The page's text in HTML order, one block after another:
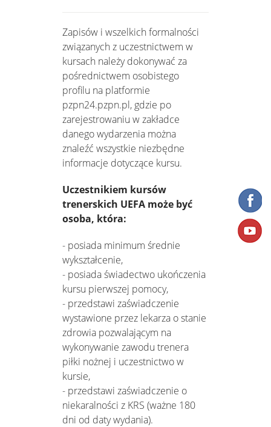
Zapisów i wszelkich formalności
związanych z uczestnictwem w
kursach należy dokonywać za
pośrednictwem osobistego
profilu na platformie
pzpn24.pzpn.pl, gdzie po
zarejestrowaniu w zakładce
danego wydarzenia można
znaleźć wszystkie niezbędne
informacje dotyczące kursu.
Uczestnikiem kursów
trenerskich UEFA może być
osoba, która:
- posiada minimum średnie
wykształcenie,
- posiada świadectwo ukończenia
kursu pierwszej pomocy,
- przedstawi zaświadczenie
wystawione przez lekarza o stanie
zdrowia pozwalającym na
wykonywanie zawodu trenera
piłki nożnej i uczestnictwo w
kursie,
- przedstawi zaświadczenie o
niekaralności z KRS (ważne 180
dni od daty wydania).